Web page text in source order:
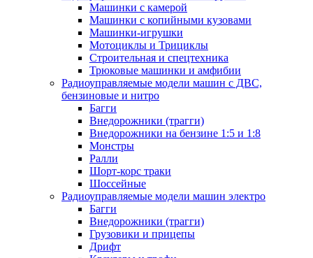
Машинки с камерой
Машинки с копийными кузовами
Машинки-игрушки
Мотоциклы и Трициклы
Строительная и спецтехника
Трюковые машинки и амфибии
Радиоуправляемые модели машин с ДВС,
бензиновые и нитро
Багги
Внедорожники (трагги)
Внедорожники на бензине 1:5 и 1:8
Монстры
Ралли
Шорт-корс траки
Шоссейные
Радиоуправляемые модели машин электро
Багги
Внедорожники (трагги)
Грузовики и прицепы
Дрифт